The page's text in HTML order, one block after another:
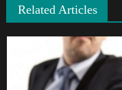
Related Articles